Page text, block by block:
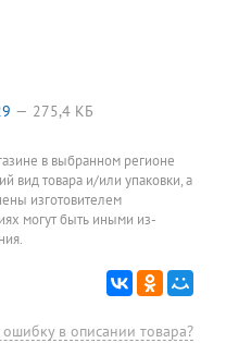
минеральная
негазированная
пластик.
бутылка
Цена за штуку
мокко
При заказе
штук
275,4 КБ
в выбранном регионе
вид товара и/или упаковки, а
изготовителем
могут быть иными из-
в описании товара?